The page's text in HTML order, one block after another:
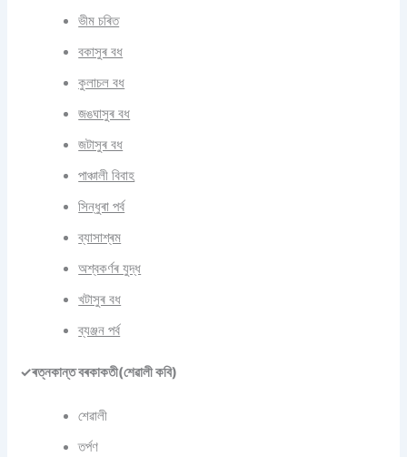
ভীম চৰিত
বকাসুৰ বধ
কুলাচল বধ
জঙঘাসুৰ বধ
জটাসুৰ বধ
পাঞ্চালী বিবাহ
সিন্ধুৰা পৰ্ব
ব্যাসাশ্ৰম
অশ্বকৰ্ণৰ যুদ্ধ
খটাসুৰ বধ
ব্যঞ্জন পৰ্ব
✓ৰত্নকান্ত বৰকাকতী(শেৱালী কবি)
শেৱালী
তৰ্পণ